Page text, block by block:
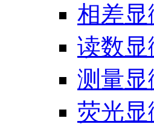
相差显
读数显
测量显
荧光显